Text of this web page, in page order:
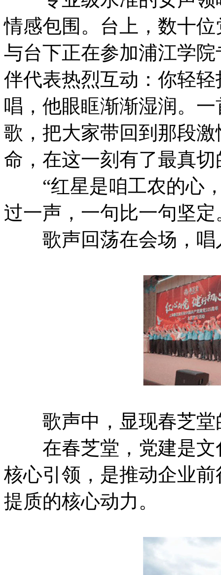
情感包围。台上，数十
与台下正在参加浦江学
伴代表热烈互动：你轻
唱，他眼眶渐渐湿润。
歌，把大家带回到那段
命，在这一刻有了最真
“红星是咱工农的心
过一声，一句比一句坚定
歌声回荡在会场，唱
歌声中，显现春芝堂
在春芝堂，党建是文
核心引领，是推动企业
提质的核心动力。